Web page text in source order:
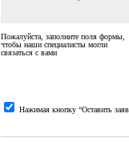
Пожалуйста, заполните поля формы,
чтобы наши специалисты могли
связаться с вами
Нажимая кнопку “Оставить